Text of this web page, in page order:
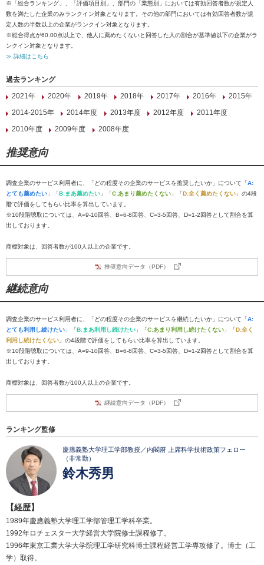
※「総合ランキング」、「評価項目別」、部門の「業態別」においては有効回答者数が規定人
数を満たした企業のみランクイン対象となります。その他の部門においては有効回答者数が規
定人数の半数以上の企業がランクイン対象となります。
※総合得点が60.00点以上で、他人に薦めたくないと回答した人の割合が基準値以下の企業がラ
ンクイン対象となります。
≫ 詳細はこちら
過去ランキング
2021年
2020年 2019年 2018年 2017年 2016年
2015年
2014-2015年
2014年度 2013年度 2012年度
2011年度
2010年度
2009年度 2008年度
推奨意向
調査企業のサービス利用者に、「どの程度その企業のサービスを推奨したいか」について「A:
とても薦めたい 」「B:まあ薦めたい 」「C:あまり薦めたくない 」「D:全く薦めたくない 」の4段
階で評価をしてもらい比率を算出しています。
※10段階聴取については、A=9-10回答、B=6-8回答、C=3-5回答、D=1-2回答として割合を算
出しております。
商標対象は、回答者数が100人以上の企業です。
推奨意向データ（PDF）
継続意向
調査企業のサービス利用者に、「どの程度その企業のサービスを継続したいか」について「A:
とても利用し続けたい 」「B:まあ利用し続けたい 」「C:あまり利用し続けたくない 」「D:全く
利用し続けたくない 」の4段階で評価をしてもらい比率を算出しています。
※10段階聴取については、A=9-10回答、B=6-8回答、C=3-5回答、D=1-2回答として割合を算
出しております。
商標対象は、回答者数が100人以上の企業です。
継続意向データ（PDF）
ランキング監修
慶應義塾大学理工学部教授／内閣府 上席科学技術政策フェロー
（非常勤）
鈴木秀男
【経歴】
1989年慶應義塾大学理工学部管理工学科卒業。
1992年ロチェスター大学経営大学院修士課程修了。
1996年東京工業大学大学院理工学研究科博士課程経営工学専攻修了。博士（工
学）取得。